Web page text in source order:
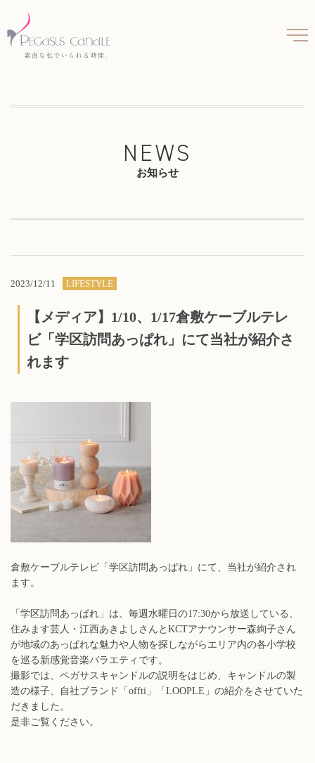
お知らせ
NEWS
2023/12/11 LIFESTYLE
【メディア】1/10、1/17倉敷ケーブルテレ
ビ「学区訪問あっぱれ」にて当社が紹介さ
れます
倉敷ケーブルテレビ「学区訪問あっぱれ」にて、当社が紹介され
ます。
「学区訪問あっぱれ」は、毎週水曜日の17:30から放送している、
住みます芸人・江西あきよしさんとKCTアナウンサー森絢子さん
が地域のあっぱれな魅力や人物を探しながらエリア内の各小学校
を巡る新感覚音楽バラエティです。
撮影では、ペガサスキャンドルの説明をはじめ、キャンドルの製
造の様子、自社ブランド「offti」「LOOPLE」の紹介をさせていた
だきました。
是非ご覧ください。